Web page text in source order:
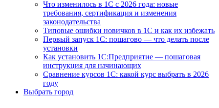
Что изменилось в 1С с 2026 года: новые
требования, сертификация и изменения
законодательства
Типовые ошибки новичков в 1С и как их избежать
Первый запуск 1С: пошагово — что делать после
установки
Как установить 1С:Предприятие — пошаговая
инструкция для начинающих
Сравнение курсов 1С: какой курс выбрать в 2026
году
Выбрать город